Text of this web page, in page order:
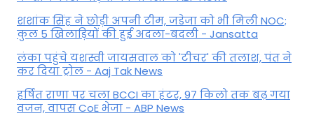
शशांक सिंह ने छोड़ी अपनी टीम, जडेजा को भी मिली NOC;
कुल 5 खिलाड़ियों की हुई अदला-बदली - Jansatta
लंका पहुंचे यशस्वी जायसवाल को 'टीचर' की तलाश, पंत ने
कर द‍िया ट्रोल - Aaj Tak News
हर्षित राणा पर चला BCCI का हंटर, 97 किलो तक बढ़ गया
वजन, वापस CoE भेजा - ABP News